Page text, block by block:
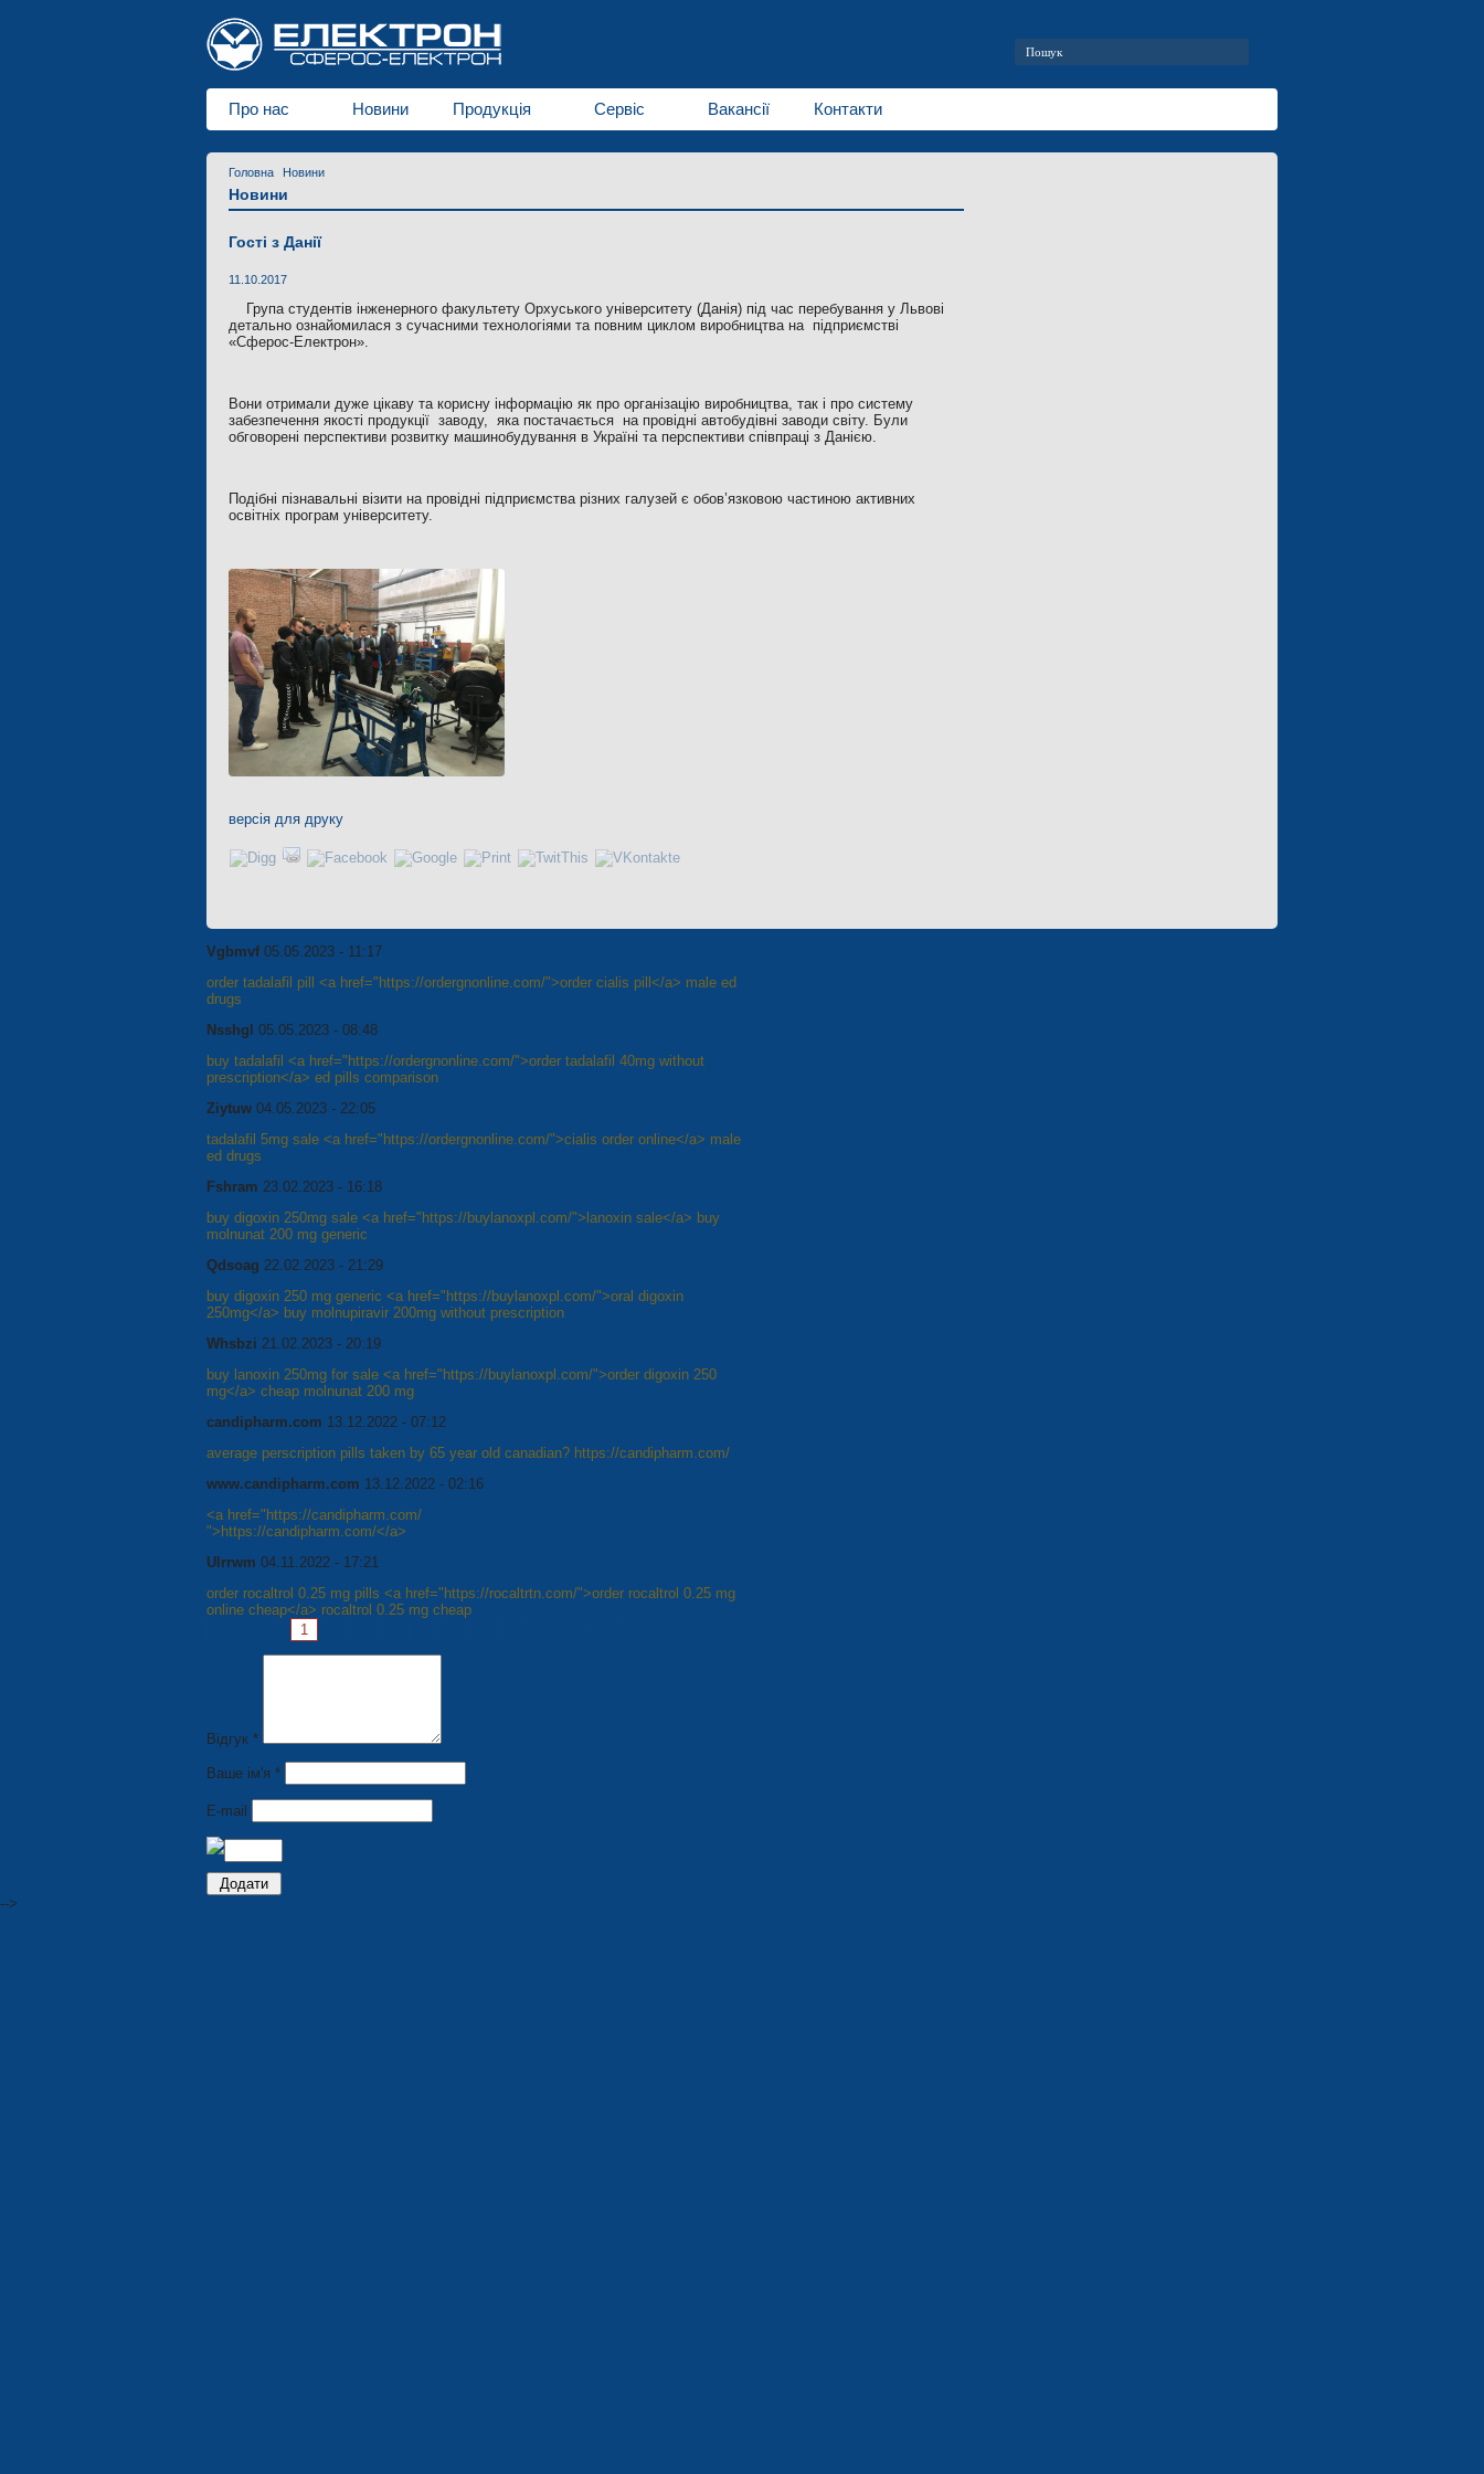
Про нас Новини Продукція Сервіс Вакансії Контакти
Головна Новини
Новини
Гості з Данії
11.10.2017
Група студентів інженерного факультету Орхуського університету (Данія) під час перебування у Львові
детально ознайомилася з сучасними технологіями та повним циклом виробництва на підприємстві
«Сферос-Електрон».
Вони отримали дуже цікаву та корисну інформацію як про організацію виробництва, так і про систему
забезпечення якості продукції заводу, яка постачається на провідні автобудівні заводи світу. Були
обговорені перспективи розвитку машинобудування в Україні та перспективи співпраці з Данією.
Подібні пізнавальні візити на провідні підприємства різних галузей є обов’язковою частиною активних
освітніх програм університету.
версія для друку
Vgbmvf 05.05.2023 - 11:17
order tadalafil pill <a href="https://ordergnonline.com/">order cialis pill</a> male ed
drugs
Nsshgl 05.05.2023 - 08:48
buy tadalafil <a href="https://ordergnonline.com/">order tadalafil 40mg without
prescription</a> ed pills comparison
Ziytuw 04.05.2023 - 22:05
tadalafil 5mg sale <a href="https://ordergnonline.com/">cialis order online</a> male
ed drugs
Fshram 23.02.2023 - 16:18
buy digoxin 250mg sale <a href="https://buylanoxpl.com/">lanoxin sale</a> buy
molnunat 200 mg generic
Qdsoag 22.02.2023 - 21:29
buy digoxin 250 mg generic <a href="https://buylanoxpl.com/">oral digoxin
250mg</a> buy molnupiravir 200mg without prescription
Whsbzi 21.02.2023 - 20:19
buy lanoxin 250mg for sale <a href="https://buylanoxpl.com/">order digoxin 250
mg</a> cheap molnunat 200 mg
candipharm.com 13.12.2022 - 07:12
average perscription pills taken by 65 year old canadian? https://candipharm.com/
www.candipharm.com 13.12.2022 - 02:16
<a href="https://candipharm.com/
">https://candipharm.com/</a>
Ulrrwm 04.11.2022 - 17:21
order rocaltrol 0.25 mg pills <a href="https://rocaltrtn.com/">order rocaltrol 0.25 mg
online cheap</a> rocaltrol 0.25 mg cheap
1
Відгук *
Ваше ім'я *
E-mail
-->